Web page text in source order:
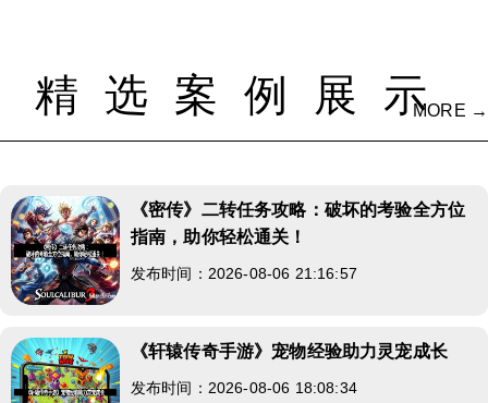
精选案例展示MORE →
《密传》二转任务攻略：破坏的考验全方位
指南，助你轻松通关！
发布时间：2026-08-06 21:16:57
《轩辕传奇手游》宠物经验助力灵宠成长
发布时间：2026-08-06 18:08:34